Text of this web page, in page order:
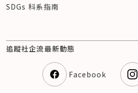
SDGs 科系指南
追蹤社企流最新動態
Facebook